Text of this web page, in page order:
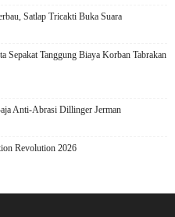
Satlap Tricakti Buka Suara
Sepakat Tanggung Biaya Korban Tabrakan
Anti-Abrasi Dillinger Jerman
Revolution 2026